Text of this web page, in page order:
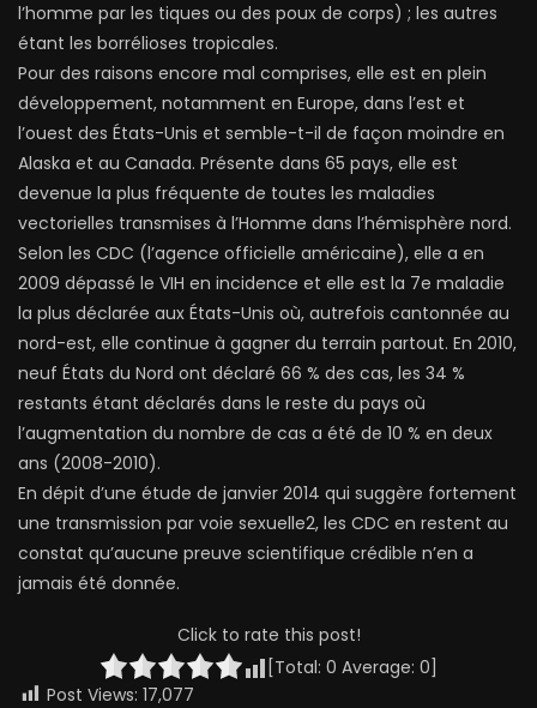
l’homme par les tiques ou des poux de corps) ; les autres
étant les borrélioses tropicales.
Pour des raisons encore mal comprises, elle est en plein
développement, notamment en Europe, dans l’est et
l’ouest des États-Unis et semble-t-il de façon moindre en
Alaska et au Canada. Présente dans 65 pays, elle est
devenue la plus fréquente de toutes les maladies
vectorielles transmises à l’Homme dans l’hémisphère nord.
Selon les CDC (l’agence officielle américaine), elle a en
2009 dépassé le VIH en incidence et elle est la 7e maladie
la plus déclarée aux États-Unis où, autrefois cantonnée au
nord-est, elle continue à gagner du terrain partout. En 2010,
neuf États du Nord ont déclaré 66 % des cas, les 34 %
restants étant déclarés dans le reste du pays où
l’augmentation du nombre de cas a été de 10 % en deux
ans (2008-2010).
En dépit d’une étude de janvier 2014 qui suggère fortement
une transmission par voie sexuelle2, les CDC en restent au
constat qu’aucune preuve scientifique crédible n’en a
jamais été donnée.
Click to rate this post!
[Total: 0 Average: 0]
Post Views: 17,077